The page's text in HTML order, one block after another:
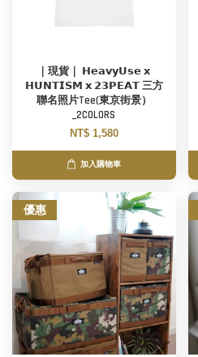
｜現貨｜ 𝗛𝗲𝗮𝘃𝘆𝗨𝘀𝗲 𝘅
𝗛𝗨𝗡𝗧𝗜𝗦𝗠 𝘅 𝟮𝟯𝗣𝗘𝗔𝗧 三方
聯名照片Tee(東京街景）
_2COLORS
NT$ 1,580
加入購物車
優惠